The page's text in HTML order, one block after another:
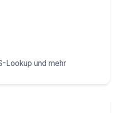
Lookup und mehr